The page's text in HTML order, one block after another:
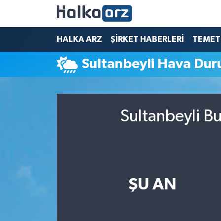
HALKA ARZ ŞİRKET HABERLERİ
Sultanbeyli Hava
Sultanbeyli
ŞU AN
HALKA ARZ
SERMAYE ARTIRIMI